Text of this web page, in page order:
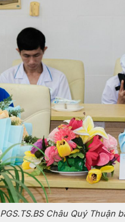
PGS.TS.BS Châu Quý Thuận